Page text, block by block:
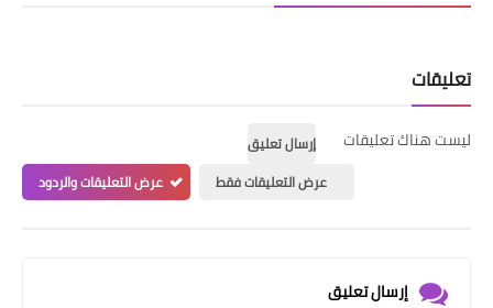
تعليقات
ليست هناك تعليقات
إرسال تعليق
عرض التعليقات فقط
عرض التعليقات والردود
إرسال تعليق